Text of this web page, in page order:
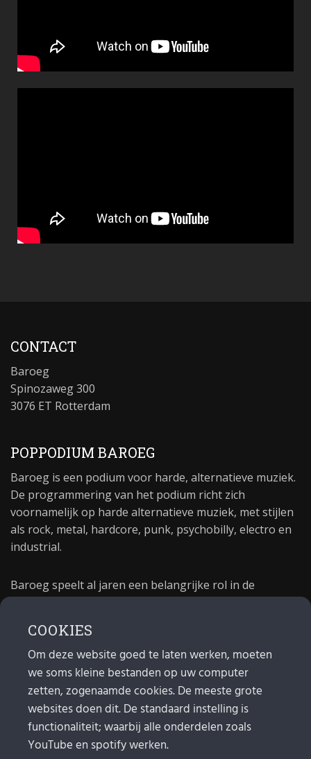
CONTACT
Baroeg
Spinozaweg 300
3076 ET Rotterdam
POPPODIUM BAROEG
Baroeg is een podium voor harde, alternatieve muziek.
De programmering van het podium richt zich
voornamelijk op harde alternatieve muziek, met stijlen
als rock, metal, hardcore, punk, psychobilly, electro en
industrial.
Baroeg speelt al jaren een belangrijke rol in de
culturele sector van Rotterdam. In 1981 begon Baroeg
poppodium 40 jaar.
MAIL
Algemeen: info@baroeg.nl
Bands & boeking: leon@baroeg.nl
Promotie & publiciteit: francis@baroeg.nl
COOKIES
Om deze website goed te laten werken, moeten
we soms kleine bestanden op uw computer
zetten, zogenaamde cookies. De meeste grote
websites doen dit. De standaard instelling is
functionaliteit; waarbij alle onderdelen zoals
YouTube en spotify werken.